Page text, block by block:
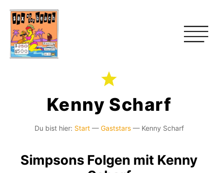
Kenny Scharf
Du bist hier: Start— Gaststars— Kenny Scharf
Simpsons Folgen mit Kenny